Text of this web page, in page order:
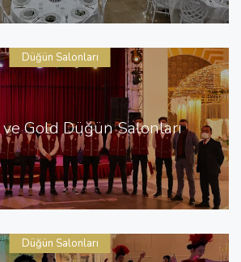
Gold Düğün Salonları
Düğün Salonları
Düğün Salonları